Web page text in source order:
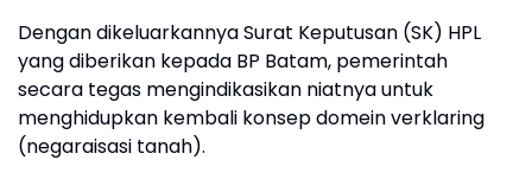
Dengan dikeluarkannya Surat Keputusan (SK) HPL
yang diberikan kepada BP Batam, pemerintah
secara tegas mengindikasikan niatnya untuk
menghidupkan kembali konsep domein verklaring
(negaraisasi tanah).